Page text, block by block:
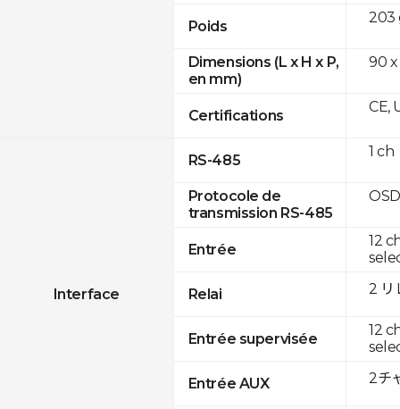
Poids
Dimensions (L x H x P,
en mm)
Certifications
Interface
RS-485
Protocole de
transmission RS-485
Entrée
Relai
Entrée supervisée
Entrée AUX
203
90 x
CE,
1 ch
12
2 リ
12
2チ